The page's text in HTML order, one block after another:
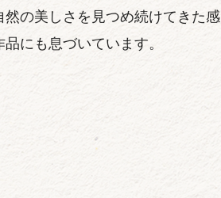
然の美しさを見つめ続けてきた感
にも息づいています。